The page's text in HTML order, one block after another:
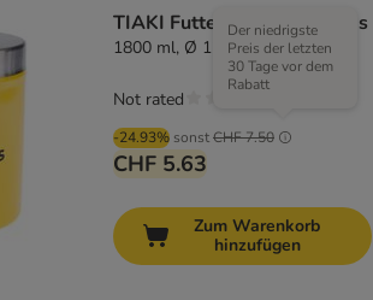
TIAKI Futterbehälter Snacks
1800 ml, Ø 12 cm x H 16 cm
-24.93% sonstCHF 7.50
Der niedrigste
Preis der letzten
30 Tage vor dem
Rabatt
CHF 5.63
Not rated
Zum Warenkorb
hinzufügen